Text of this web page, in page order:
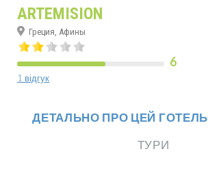
ARTEMISION
Греция, Афины
6
1 відгук
ДЕТАЛЬНО ПРО ЦЕЙ ГОТЕЛЬ
ТУРИ